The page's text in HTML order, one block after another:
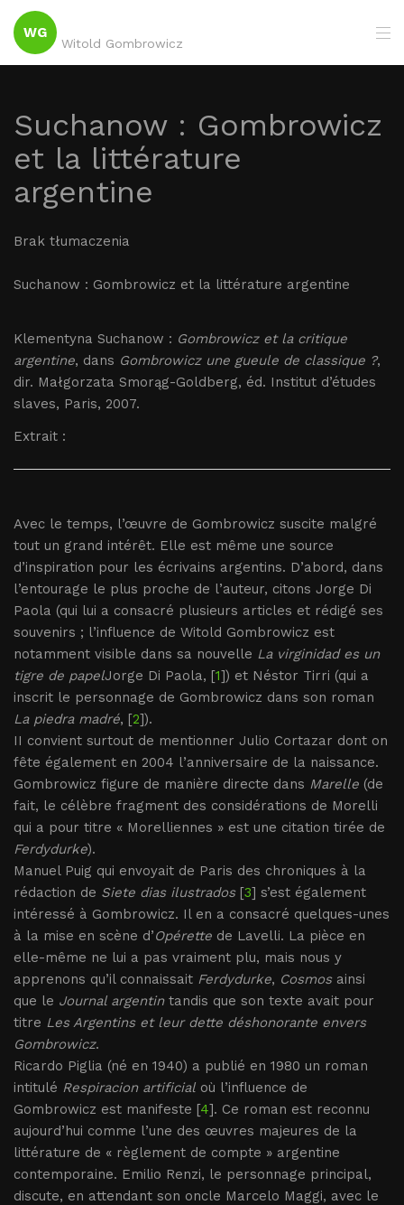
WG
Witold Gombrowicz
Suchanow : Gombrowicz
et la littérature
argentine
Brak tłumaczenia
Suchanow : Gombrowicz et la littérature argentine
Klementyna Suchanow : Gombrowicz et la critique
argentine, dans Gombrowicz une gueule de classique ?,
dir. Małgorzata Smorąg-Goldberg, éd. Institut d’études
slaves, Paris, 2007.
Extrait :
Avec le temps, l’œuvre de Gombrowicz suscite malgré
tout un grand intérêt. Elle est même une source
d’inspiration pour les écrivains argentins. D’abord, dans
l’entourage le plus proche de l’auteur, citons Jorge Di
Paola (qui lui a consacré plusieurs articles et rédigé ses
souvenirs ; l’influence de Witold Gombrowicz est
notamment visible dans sa nouvelle La virginidad es un
tigre de papelJorge Di Paola, [1]) et Néstor Tirri (qui a
inscrit le personnage de Gombrowicz dans son roman
La piedra madré, [2]).
II convient surtout de mentionner Julio Cortazar dont on
fête également en 2004 l’anniversaire de la naissance.
Gombrowicz figure de manière directe dans Marelle (de
fait, le célèbre fragment des considérations de Morelli
qui a pour titre « Morelliennes » est une citation tirée de
Ferdydurke).
Manuel Puig qui envoyait de Paris des chroniques à la
rédaction de Siete dias ilustrados[3] s’est également
intéressé à Gombrowicz. Il en a consacré quelques-unes
à la mise en scène d’Opérette de Lavelli. La pièce en
elle-même ne lui a pas vraiment plu, mais nous y
apprenons qu’il connaissait Ferdydurke, Cosmosainsi
que le Journal argentintandis que son texte avait pour
titre Les Argentins et leur dette déshonorante envers
Gombrowicz.
Ricardo Piglia (né en 1940) a publié en 1980 un roman
intitulé Respiracion artificial où l’influence de
Gombrowicz est manifeste [4]. Ce roman est reconnu
aujourd’hui comme l’une des œuvres majeures de la
littérature de « règlement de compte » argentine
contemporaine. Emilio Renzi, le personnage principal,
discute, en attendant son oncle Marcelo Maggi, avec le